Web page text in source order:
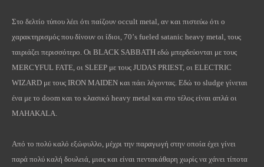
Στο δελτίο τύπου λέει ότι παίζουν occult metal , αν και πιστεύω ότι ο
χαρακτηρισμός που δίνουν οι ίδιοι, 70’s fueled satanic heavy metal , τους
ταιριάζει περισσότερο. Οι BLACK SABBATH εδώ μπερδεύονται με τους
MERCYFUL FATE , οι SLEEP με τους JUDAS PRIEST, οι ELECTRIC
WIZARD με τους IRON MAIDEN και πάει λέγοντας. Εδώ το sludge γίνεται
ένα με το doom και το κλασικό heavy metal και στο τέλος είναι απλά οι
MAHAKALA
Από το πολύ καλό εξώφυλλο, μέχρι την παραγωγή στην οποία έχει γίνει
παρά πολύ καλή δουλειά, μιας και είναι πεντακάθαρη χωρίς να χάνει τίποτα